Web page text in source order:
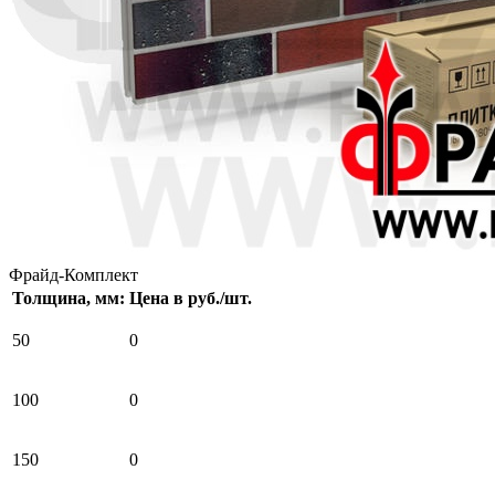
Фрайд-Комплект
Толщина, мм: Цена в руб./шт.
50 0
100 0
150 0